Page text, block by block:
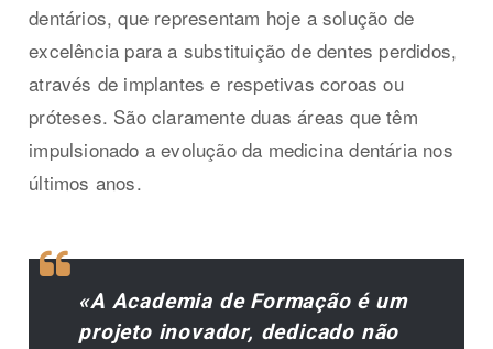
dentários, que representam hoje a solução de
excelência para a substituição de dentes perdidos,
através de implantes e respetivas coroas ou
próteses. São claramente duas áreas que têm
impulsionado a evolução da medicina dentária nos
últimos anos.
«A Academia de Formação é um
projeto inovador, dedicado não